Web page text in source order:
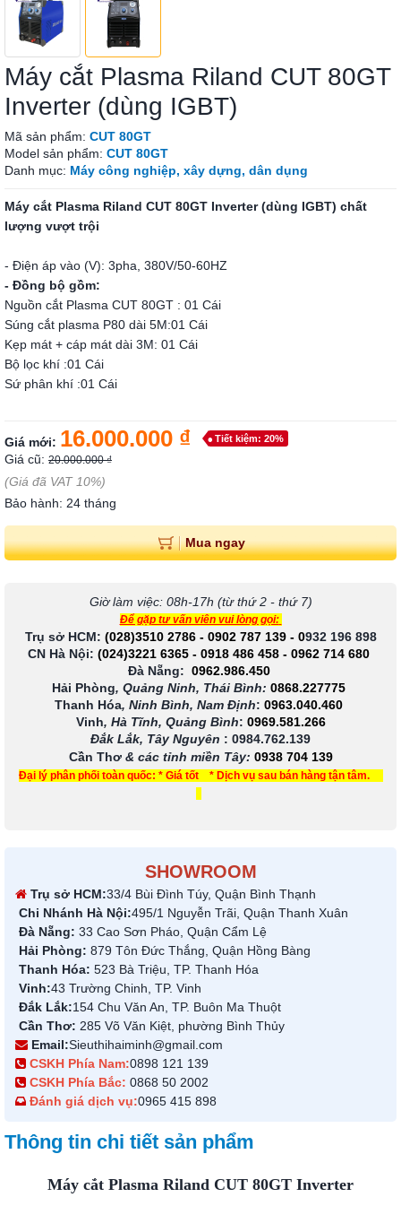
Máy cắt Plasma Riland CUT 80GT
Inverter (dùng IGBT)
Mã sản phẩm: CUT 80GT
Model sản phẩm: CUT 80GT
Danh mục: Máy công nghiệp, xây dựng, dân dụng
Máy cắt Plasma Riland CUT 80GT Inverter (dùng IGBT) chất
lượng vượt trội
- Điện áp vào (V): 3pha, 380V/50-60HZ
- Đồng bộ gồm:
Nguồn cắt Plasma CUT 80GT : 01 Cái
Súng cắt plasma P80 dài 5M:01 Cái
Kẹp mát + cáp mát dài 3M: 01 Cái
Bộ lọc khí :01 Cái
Sứ phân khí :01 Cái
Giá mới: 16.000.000 ₫ Tiết kiệm: 20%
Giá cũ: 20.000.000 ₫
(Giá đã VAT 10%)
Bảo hành: 24 tháng
Mua ngay
Giờ làm việc: 08h-17h (từ thứ 2 - thứ 7)
Để gặp tư vấn viên vui lòng gọi:
Trụ sở HCM: (028)3510 2786 - 0902 787 139- 0932 196 898
CN Hà Nội: (024)3221 6365 - 0918 486 458 - 0962 714 680
Đà Nẵng: 0962.986.450
Hải Phòng, Quảng Ninh, Thái Bình: 0868.227775
Thanh Hóa, Ninh Bình, Nam Định: 0963.040.460
Vinh, Hà Tĩnh, Quảng Bình: 0969.581.266
Đắk Lắk, Tây Nguyên : 0984.762.139
Cần Thơ & các tỉnh miền Tây: 0938 704 139
Đại lý phân phối toàn quốc: * Giá tốt * Dịch vụ sau bán hàng tận tâm.
SHOWROOM
Trụ sở HCM:33/4 Bùi Đình Túy, Quận Bình Thạnh
Chi Nhánh Hà Nội:495/1 Nguyễn Trãi, Quận Thanh Xuân
Đà Nẵng: 33 Cao Sơn Pháo, Quận Cẩm Lệ
Hải Phòng: 879 Tôn Đức Thắng, Quận Hồng Bàng
Thanh Hóa: 523 Bà Triệu, TP. Thanh Hóa
Vinh:43 Trường Chinh, TP. Vinh
Đắk Lắk:154 Chu Văn An, TP. Buôn Ma Thuột
Cần Thơ: 285 Võ Văn Kiệt, phường Bình Thủy
Email:Sieuthihaiminh@gmail.com
CSKH Phía Nam:0898 121 139
CSKH Phía Bắc: 0868 50 2002
Đánh giá dịch vụ:0965 415 898
Thông tin chi tiết sản phẩm
Máy cắt Plasma Riland CUT 80GT Inverter